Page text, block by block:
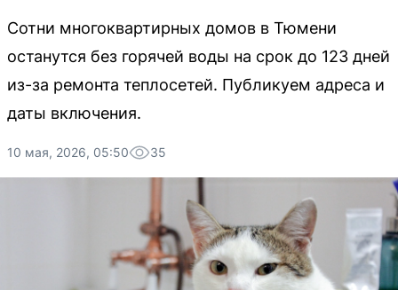
Сотни многоквартирных домов в Тюмени
останутся без горячей воды на срок до 123 дней
из-за ремонта теплосетей. Публикуем адреса и
даты включения.
10 мая, 2026, 05:50 35